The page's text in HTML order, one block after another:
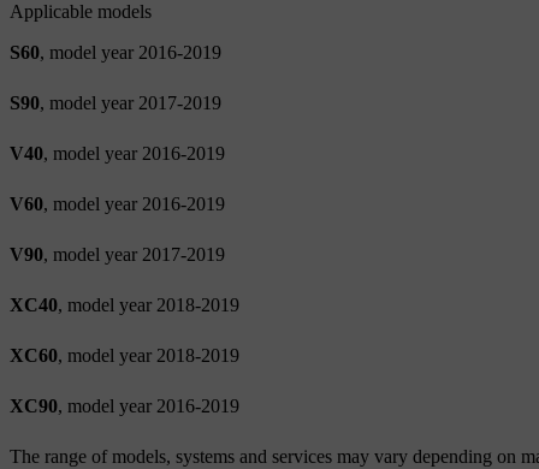
Applicable models
S60, model year 2016-2019
S90, model year 2017-2019
V40, model year 2016-2019
V60, model year 2016-2019
V90, model year 2017-2019
XC40, model year 2018-2019
XC60, model year 2018-2019
XC90, model year 2016-2019
The range of models, systems and services may vary depending on